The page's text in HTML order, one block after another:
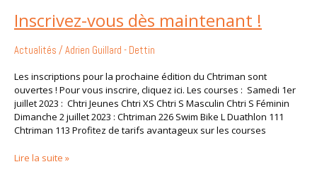
Inscrivez-vous dès maintenant !
Actualités /Adrien Guillard - Dettin
Les inscriptions pour la prochaine édition du Chtriman sont
ouvertes ! Pour vous inscrire, cliquez ici. Les courses : Samedi 1er
juillet 2023 : Chtri Jeunes Chtri XS Chtri S Masculin Chtri S Féminin
Dimanche 2 juillet 2023 : Chtriman 226 Swim Bike L Duathlon 111
Chtriman 113 Profitez de tarifs avantageux sur les courses
Lire la suite »